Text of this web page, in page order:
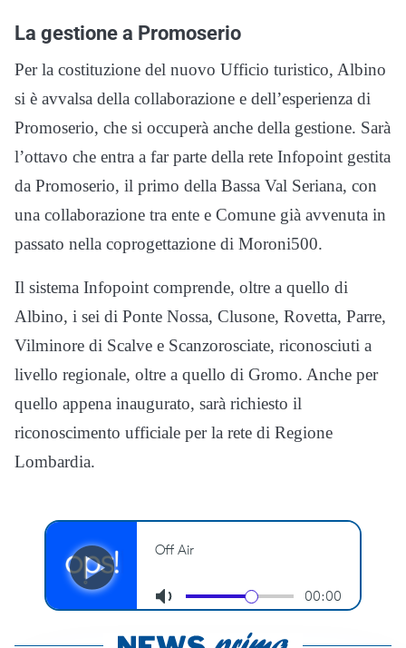
La gestione a Promoserio
Per la costituzione del nuovo Ufficio turistico, Albino
si è avvalsa della collaborazione e dell’esperienza di
Promoserio, che si occuperà anche della gestione. Sarà
l’ottavo che entra a far parte della rete Infopoint gestita
da Promoserio, il primo della Bassa Val Seriana, con
una collaborazione tra ente e Comune già avvenuta in
passato nella coprogettazione di Moroni500.
Il sistema Infopoint comprende, oltre a quello di
Albino, i sei di Ponte Nossa, Clusone, Rovetta, Parre,
Vilminore di Scalve e Scanzorosciate, riconosciuti a
livello regionale, oltre a quello di Gromo. Anche per
quello appena inaugurato, sarà richiesto il
riconoscimento ufficiale per la rete di Regione
Lombardia.